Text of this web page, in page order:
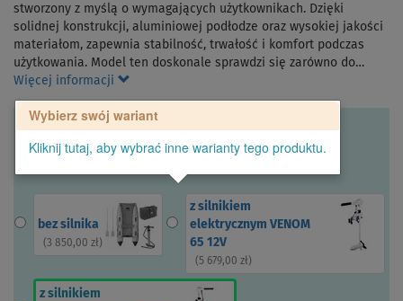
stworzony z myślą o wymagających użytkownikach. Dzięki
solidnej konstrukcji, aluminiowej podłodze oraz wysokiej jakości
materiałom, zapewnia stabilność, trwałość i komfort podczas
użytkowania. Model ten doskonale sprawdzi się zarówno do…
Więcej informacji
Wybierz swój wariant
Kliknij tutaj, aby wybrać inne warianty tego produktu.
bez silnika
( 3 850,00 zł)
z silnikiem
elektrycznym VENOM
65 12V
( 5 679,00 zł)
z silnikiem